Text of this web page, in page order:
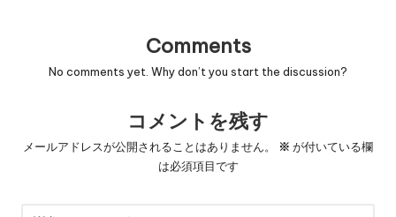
Comments
No comments yet. Why don’t you start the discussion?
コメントを残す
メールアドレスが公開されることはありません。 ※ が付いている欄
は必須項目です